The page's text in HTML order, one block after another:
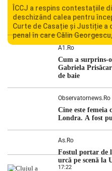
ÎCCJ a respins contestațiile
deschizând calea pentru
Curte de Casație și Justiție a
penal în care Călin
persoane sunt acuzați de
judecătorii de la instanța
A1.ro
Cum a surprins-
Gabriela
de baie
Observatornews.ro
Cine este
Londra. A fost
As.ro
Fostul portar de
urcă pe scenă la
17:22